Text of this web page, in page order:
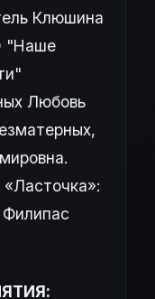
Клюшина
"Наше
Любовь
Филипас